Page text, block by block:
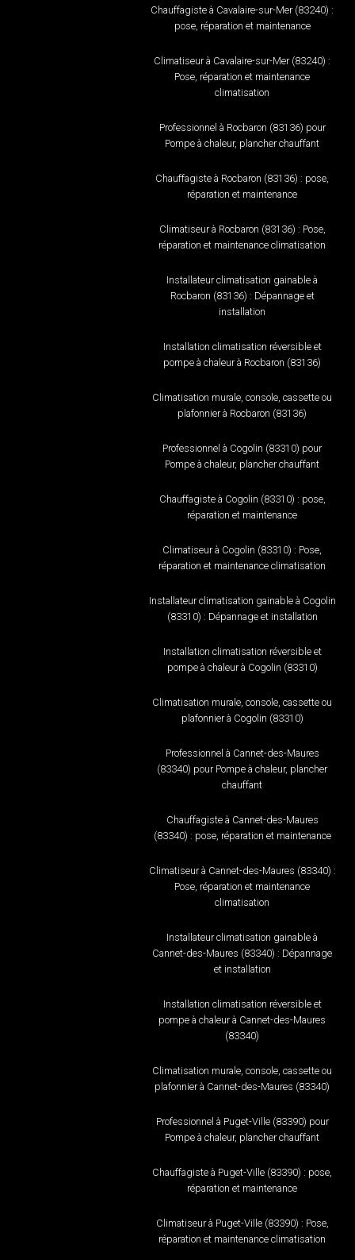
Chauffagiste à Cavalaire-sur-Mer (83240) :
pose, réparation et maintenance
Climatiseur à Cavalaire-sur-Mer (83240) :
Pose, réparation et maintenance
climatisation
Professionnel à Rocbaron (83136) pour
Pompe à chaleur, plancher chauffant
Chauffagiste à Rocbaron (83136) : pose,
réparation et maintenance
Climatiseur à Rocbaron (83136) : Pose,
réparation et maintenance climatisation
Installateur climatisation gainable à
Rocbaron (83136) : Dépannage et
installation
Installation climatisation réversible et
pompe à chaleur à Rocbaron (83136)
Climatisation murale, console, cassette ou
plafonnier à Rocbaron (83136)
Professionnel à Cogolin (83310) pour
Pompe à chaleur, plancher chauffant
Chauffagiste à Cogolin (83310) : pose,
réparation et maintenance
Climatiseur à Cogolin (83310) : Pose,
réparation et maintenance climatisation
Installateur climatisation gainable à Cogolin
(83310) : Dépannage et installation
Installation climatisation réversible et
pompe à chaleur à Cogolin (83310)
Climatisation murale, console, cassette ou
plafonnier à Cogolin (83310)
Professionnel à Cannet-des-Maures
(83340) pour Pompe à chaleur, plancher
chauffant
Chauffagiste à Cannet-des-Maures
(83340) : pose, réparation et maintenance
Climatiseur à Cannet-des-Maures (83340) :
Pose, réparation et maintenance
climatisation
Installateur climatisation gainable à
Cannet-des-Maures (83340) : Dépannage
et installation
Installation climatisation réversible et
pompe à chaleur à Cannet-des-Maures
(83340)
Climatisation murale, console, cassette ou
plafonnier à Cannet-des-Maures (83340)
Professionnel à Puget-Ville (83390) pour
Pompe à chaleur, plancher chauffant
Chauffagiste à Puget-Ville (83390) : pose,
réparation et maintenance
Climatiseur à Puget-Ville (83390) : Pose,
réparation et maintenance climatisation